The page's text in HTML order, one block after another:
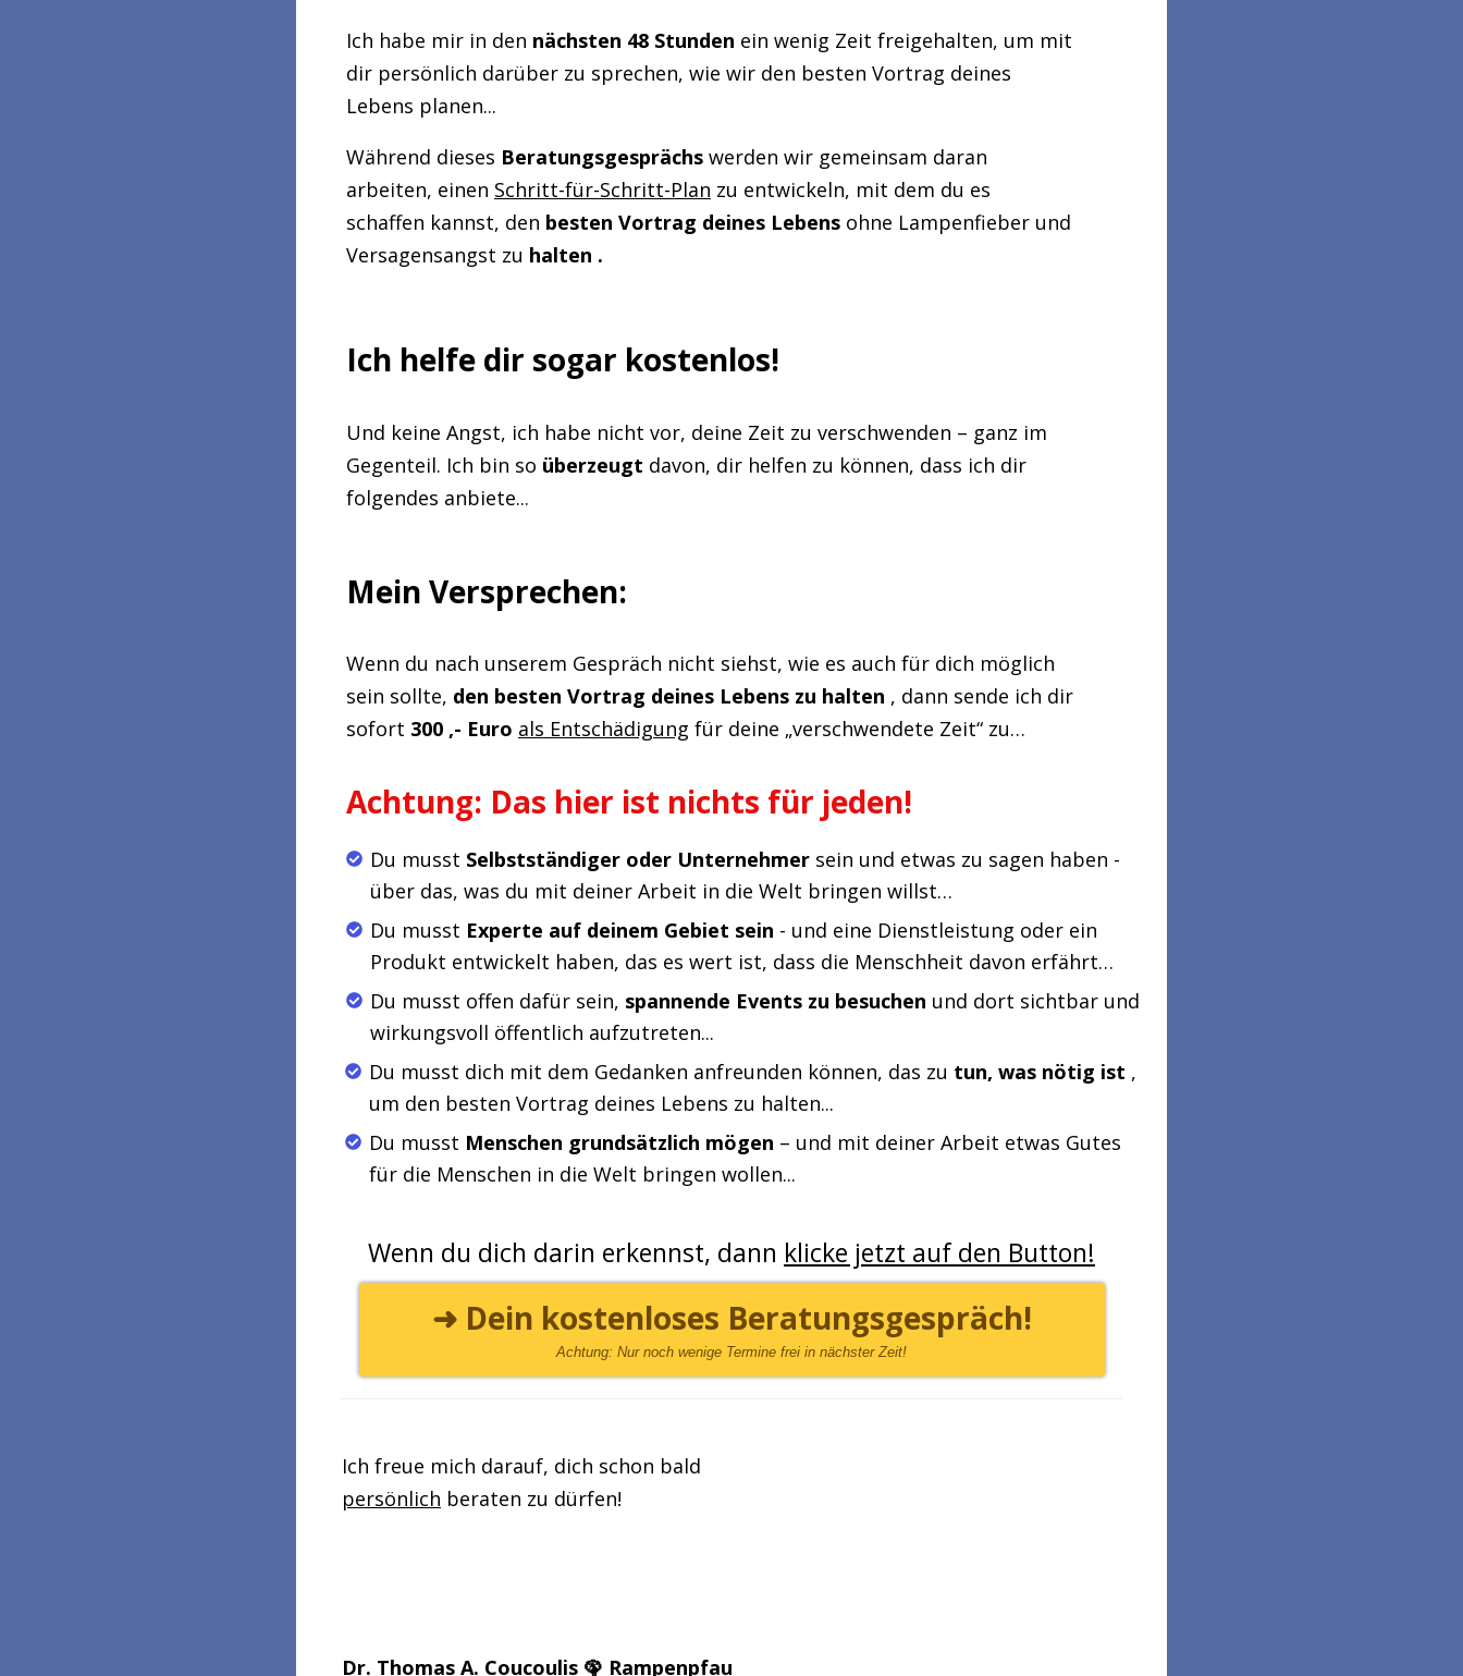
Ich habe mir in den nächsten 48 Stunden ein wenig Zeit freigehalten, um mit
dir persönlich darüber zu sprechen, wie wir den besten Vortrag deines
Lebens planen...
Während dieses Beratungsgesprächs werden wir gemeinsam daran
arbeiten, einen Schritt-für-Schritt-Plan zu entwickeln, mit dem du es
schaffen kannst, den besten Vortrag deines Lebens ohne Lampenfieber und
Versagensangst zu halten .
Ich helfe dir sogar kostenlos!
Und keine Angst, ich habe nicht vor, deine Zeit zu verschwenden – ganz im
Gegenteil. Ich bin so überzeugt davon, dir helfen zu können, dass ich dir
folgendes anbiete...
Mein Versprechen:
Wenn du nach unserem Gespräch nicht siehst, wie es auch für dich möglich
sein sollte, den besten Vortrag deines Lebens zu halten , dann sende ich dir
sofort 300 ,- Euro als Entschädigung für deine „verschwendete Zeit“ zu…
Achtung: Das hier ist nichts für jeden!
Du musst Selbstständiger oder Unternehmer sein und etwas zu sagen haben -
über das, was du mit deiner Arbeit in die Welt bringen willst…
Du musst Experte auf deinem Gebiet sein - und eine Dienstleistung oder ein
Produkt entwickelt haben, das es wert ist, dass die Menschheit davon erfährt…
Du musst offen dafür sein, spannende Events zu besuchen und dort sichtbar und
wirkungsvoll öffentlich aufzutreten...
Du musst dich mit dem Gedanken anfreunden können, das zu tun, was nötig ist ,
um den besten Vortrag deines Lebens zu halten...
Du musst Menschen grundsätzlich mögen – und mit deiner Arbeit etwas Gutes
für die Menschen in die Welt bringen wollen...
Wenn du dich darin erkennst, dann klicke jetzt auf den Button!
➜ Dein kostenloses Beratungsgespräch!
Achtung: Nur noch wenige Termine frei in nächster Zeit!
Ich freue mich darauf, dich schon bald
persönlich beraten zu dürfen!
Dr. Thomas A. Coucoulis 🦚 Rampenpfau